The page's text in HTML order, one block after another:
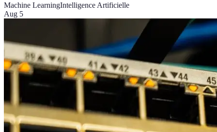
Machine LearningIntelligence Artificielle
Aug 5